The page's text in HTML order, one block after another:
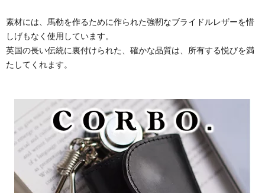
素材には、馬勒を作るために作られた強靭なブライドルレザーを惜
しげもなく使用しています。
英国の長い伝統に裏付けられた、確かな品質は、所有する悦びを満
たしてくれます。